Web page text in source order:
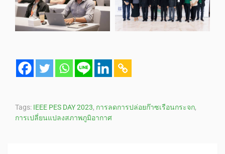
Tags: IEEE PES DAY 2023, การลดการปล่อยก๊าซเรือนกระจก,
การเปลี่ยนแปลงสภาพภูมิอากาศ